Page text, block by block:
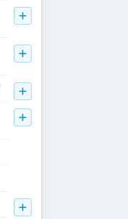




